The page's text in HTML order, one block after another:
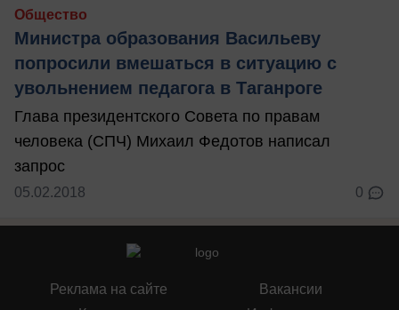
Общество
Министра образования Васильеву
попросили вмешаться в ситуацию с
увольнением педагога в Таганроге
Глава президентского Совета по правам
человека (СПЧ) Михаил Федотов написал
запрос
05.02.2018 0
Реклама на сайте
Вакансии